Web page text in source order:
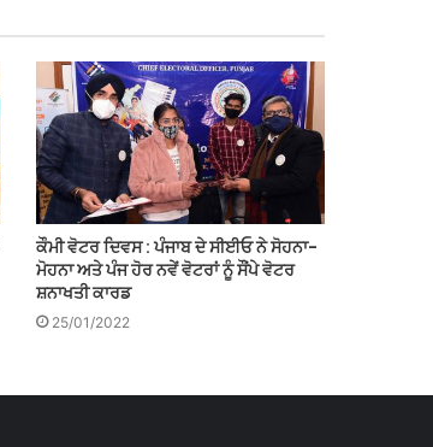
ਕੌਮੀ ਵੋਟਰ ਦਿਵਸ : ਪੰਜਾਬ ਦੇ ਸੀਈਓ ਨੇ ਸੋਹਨਾ-
ਮੋਹਨਾ ਅਤੇ ਪੰਜ ਹੋਰ ਨਵੇਂ ਵੋਟਰਾਂ ਨੂੰ ਸੌਂਪੇ ਵੋਟਰ
ਸ਼ਨਾਖਤੀ ਕਾਰਡ
25/01/2022